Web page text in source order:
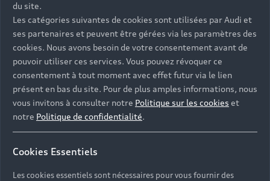
du site.
Les catégories suivantes de cookies sont utilisées par Audi et
ses partenaires et peuvent être gérées via les paramètres des
cookies. Nous avons besoin de votre consentement avant de
pouvoir utiliser ces services. Vous pouvez révoquer ce
consentement à tout moment avec effet futur via le lien
présent en bas du site. Pour de plus amples informations, nous
vous invitons à consulter notre Politique sur les cookies et
notre Politique de confidentialité.
Cookies Essentiels
Les cookies essentiels sont nécessaires pour vous fournir des